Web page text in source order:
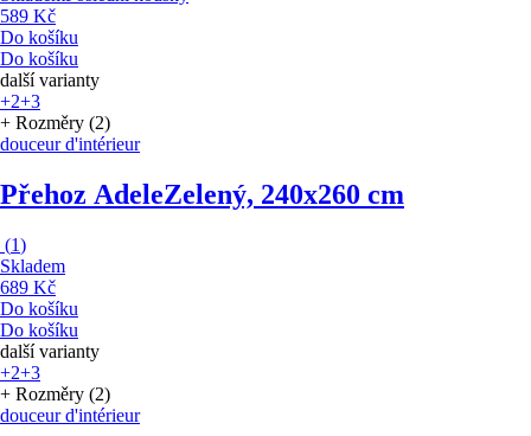
589 Kč
Do košíku
Do košíku
další varianty
+2+3
+ Rozměry (2)
douceur d'intérieur
Přehoz AdeleZelený, 240x260 cm
(1)
Skladem
689 Kč
Do košíku
Do košíku
další varianty
+2+3
+ Rozměry (2)
douceur d'intérieur